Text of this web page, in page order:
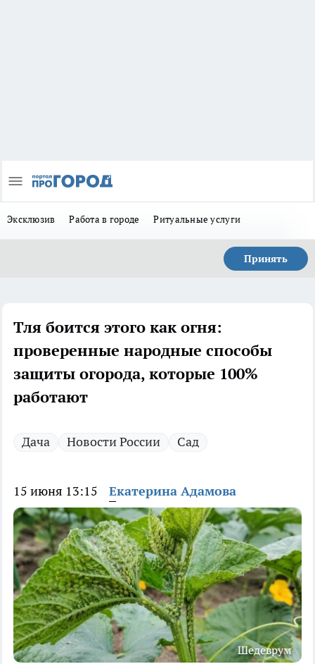
Эксклюзив Работа в городе Ритуальные услуги
Принять
Тля боится этого как огня:
проверенные народные способы
защиты огорода, которые 100%
работают
Дача Новости России Сад
15 июня 13:15 Екатерина Адамова
Шедеврум